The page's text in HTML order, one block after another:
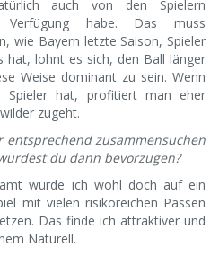
auch von den Spielern
habe. Das muss
wie Bayern letzte Saison, Spieler
hat, lohnt es sich, den Ball länger
Weise dominant zu sein. Wenn
Spieler hat, profitiert man eher
zugeht.
zusammensuchen
du dann bevorzugen?
würde ich wohl doch auf ein
mit vielen risikoreichen Pässen
Das finde ich attraktiver und
Naturell.